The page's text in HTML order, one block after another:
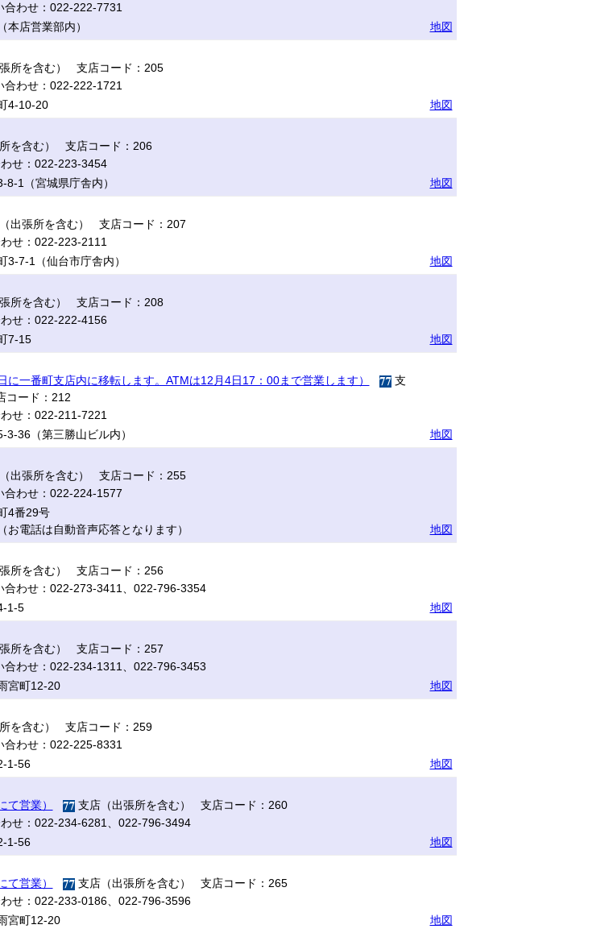
わせ：022-222-7731
店営業部内）
地図
所を含む） 支店コード：205
わせ：022-222-1721
4-10-20
地図
を含む） 支店コード：206
せ：022-223-3454
1（宮城県庁舎内）
地図
出張所を含む） 支店コード：207
せ：022-223-2111
3-7-1（仙台市庁舎内）
地図
所を含む） 支店コード：208
せ：022-222-4156
7-15
地図
に一番町支店内に移転します。ATMは12月4日17：00まで営業します）
支
コード：212
せ：022-211-7221
36（第三勝山ビル内）
地図
出張所を含む） 支店コード：255
わせ：022-224-1577
4番29号
お電話は自動音声応答となります）
地図
所を含む） 支店コード：256
わせ：022-273-3411、022-796-3354
1-5
地図
所を含む） 支店コード：257
わせ：022-234-1311、022-796-3453
宮町12-20
地図
を含む） 支店コード：259
わせ：022-225-8331
1-56
地図
て営業）
支店（出張所を含む） 支店コード：260
せ：022-234-6281、022-796-3494
1-56
地図
て営業）
支店（出張所を含む） 支店コード：265
せ：022-233-0186、022-796-3596
宮町12-20
地図